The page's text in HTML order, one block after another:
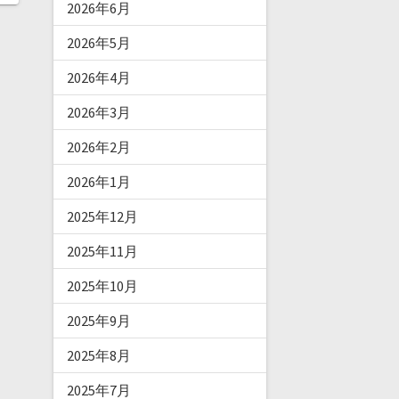
2026年6月
2026年5月
2026年4月
2026年3月
2026年2月
2026年1月
2025年12月
2025年11月
2025年10月
2025年9月
2025年8月
2025年7月